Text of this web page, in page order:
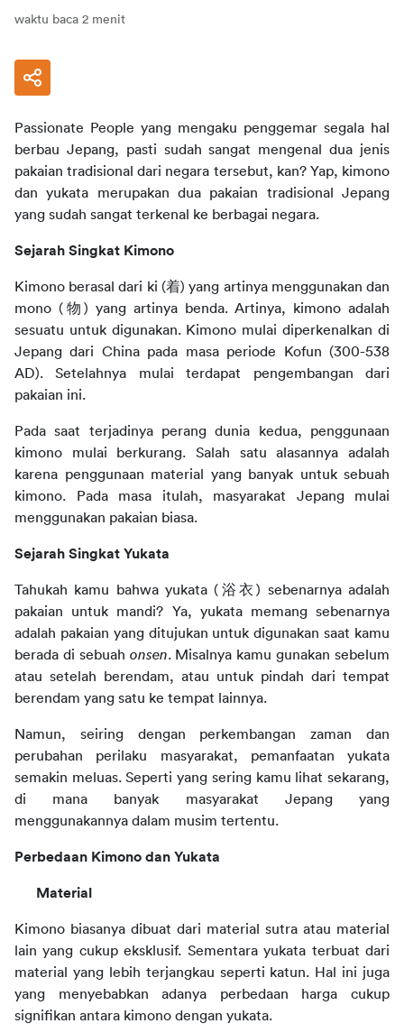
waktu baca 2 menit
Passionate People yang mengaku penggemar segala hal
berbau Jepang, pasti sudah sangat mengenal dua jenis
pakaian tradisional dari negara tersebut, kan? Yap, kimono
dan yukata merupakan dua pakaian tradisional Jepang
yang sudah sangat terkenal ke berbagai negara.
Sejarah Singkat Kimono
Kimono berasal dari ki (着) yang artinya menggunakan dan
mono (物) yang artinya benda. Artinya, kimono adalah
sesuatu untuk digunakan. Kimono mulai diperkenalkan di
Jepang dari China pada masa periode Kofun (300-538
AD). Setelahnya mulai terdapat pengembangan dari
pakaian ini.
Pada saat terjadinya perang dunia kedua, penggunaan
kimono mulai berkurang. Salah satu alasannya adalah
karena penggunaan material yang banyak untuk sebuah
kimono. Pada masa itulah, masyarakat Jepang mulai
menggunakan pakaian biasa.
Sejarah Singkat Yukata
Tahukah kamu bahwa yukata ( 浴衣) sebenarnya adalah
pakaian untuk mandi? Ya, yukata memang sebenarnya
adalah pakaian yang ditujukan untuk digunakan saat kamu
berada di sebuah onsen. Misalnya kamu gunakan sebelum
atau setelah berendam, atau untuk pindah dari tempat
berendam yang satu ke tempat lainnya.
Namun, seiring dengan perkembangan zaman dan
perubahan perilaku masyarakat, pemanfaatan yukata
semakin meluas. Seperti yang sering kamu lihat sekarang,
di mana banyak masyarakat Jepang yang
menggunakannya dalam musim tertentu.
Perbedaan Kimono dan Yukata
Material
Kimono biasanya dibuat dari material sutra atau material
lain yang cukup eksklusif. Sementara yukata terbuat dari
material yang lebih terjangkau seperti katun. Hal ini juga
yang menyebabkan adanya perbedaan harga cukup
signifikan antara kimono dengan yukata.